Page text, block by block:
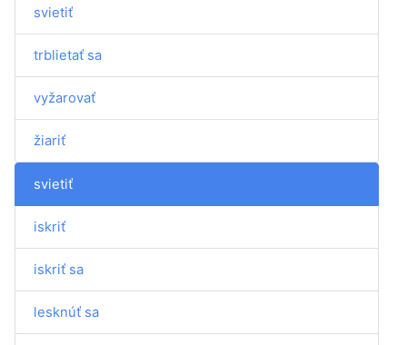
svietiť
trblietať sa
vyžarovať
žiariť
svietiť
iskriť
iskriť sa
lesknúť sa